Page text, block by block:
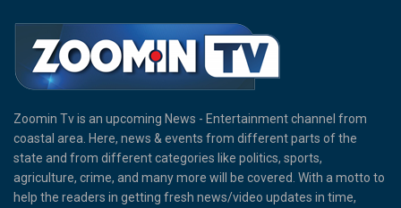
Zoomin Tv is an upcoming News - Entertainment channel from
coastal area. Here, news & events from different parts of the
state and from different categories like politics, sports,
agriculture, crime, and many more will be covered. With a motto to
help the readers in getting fresh news/video updates in time,